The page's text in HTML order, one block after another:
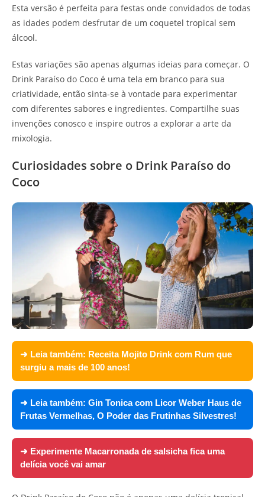
Esta versão é perfeita para festas onde convidados de todas
as idades podem desfrutar de um coquetel tropical sem
álcool.
Estas variações são apenas algumas ideias para começar. O
Drink Paraíso do Coco é uma tela em branco para sua
criatividade, então sinta-se à vontade para experimentar
com diferentes sabores e ingredientes. Compartilhe suas
invenções conosco e inspire outros a explorar a arte da
mixologia.
Curiosidades sobre o Drink Paraíso do
Coco
➜ Leia também: Receita Mojito Drink com Rum que
surgiu a mais de 100 anos!
➜ Leia também: Gin Tonica com Licor Weber Haus de
Frutas Vermelhas, O Poder das Frutinhas Silvestres!
➜ Experimente Macarronada de salsicha fica uma
delícia você vai amar